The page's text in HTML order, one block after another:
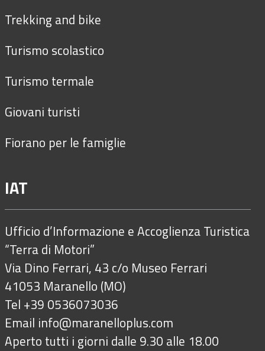
Trekking and bike
Turismo scolastico
Turismo termale
Giovani turisti
Fiorano per le famiglie
IAT
Ufficio d’Informazione e Accoglienza Turistica
“Terra di Motori”
Via Dino Ferrari, 43 c/o Museo Ferrari
41053 Maranello (MO)
Tel +39 0536073036
Email info@maranelloplus.com
Aperto tutti i giorni dalle 9.30 alle 18.00